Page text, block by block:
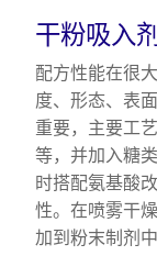
干粉吸入
配方性能在很
度、形态、表
重要，主要工
等，并加入糖
时搭配氨基酸
性。在喷雾干
加到粉末制剂